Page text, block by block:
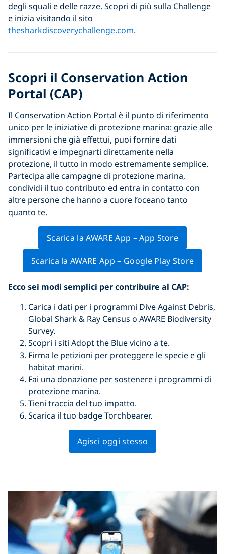
degli squali e delle razze. Scopri di più sulla Challenge
e inizia visitando il sito
thesharkdiscoverychallenge.com.
Scopri il Conservation Action
Portal (CAP)
Il Conservation Action Portal è il punto di riferimento
unico per le iniziative di protezione marina: grazie alle
immersioni che già effettui, puoi fornire dati
significativi e impegnarti direttamente nella
protezione, il tutto in modo estremamente semplice.
Partecipa alle campagne di protezione marina,
condividi il tuo contributo ed entra in contatto con
altre persone che hanno a cuore l’oceano tanto
quanto te.
Scarica la AWARE App – App Store
Scarica la AWARE App – Google Play Store
Ecco sei modi semplici per contribuire al CAP:
Carica i dati per i programmi Dive Against Debris,
Global Shark & Ray Census o AWARE Biodiversity
Survey.
Scopri i siti Adopt the Blue vicino a te.
Firma le petizioni per proteggere le specie e gli
habitat marini.
Fai una donazione per sostenere i programmi di
protezione marina.
Tieni traccia del tuo impatto.
Scarica il tuo badge Torchbearer.
Agisci oggi stesso